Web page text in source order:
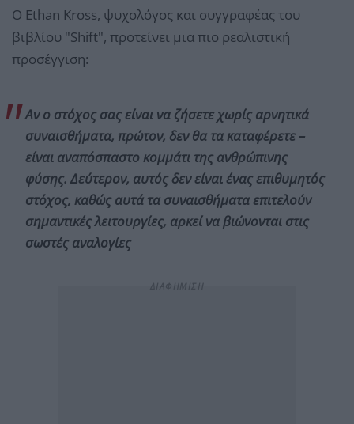
Ο Ethan Kross, ψυχολόγος και συγγραφέας του
βιβλίου "Shift", προτείνει μια πιο ρεαλιστική
προσέγγιση:
Αν ο στόχος σας είναι να ζήσετε χωρίς αρνητικά
συναισθήματα, πρώτον, δεν θα τα καταφέρετε –
είναι αναπόσπαστο κομμάτι της ανθρώπινης
φύσης. Δεύτερον, αυτός δεν είναι ένας επιθυμητός
στόχος, καθώς αυτά τα συναισθήματα επιτελούν
σημαντικές λειτουργίες, αρκεί να βιώνονται στις
σωστές αναλογίες